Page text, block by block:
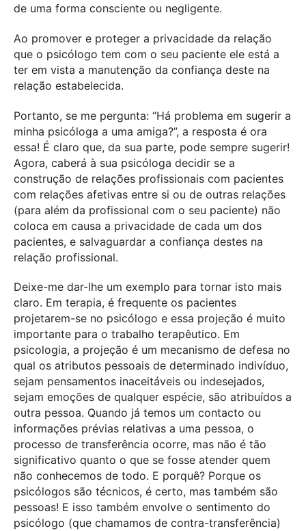
de uma forma consciente ou negligente.
Ao promover e proteger a privacidade da relação
que o psicólogo tem com o seu paciente ele está a
ter em vista a manutenção da confiança deste na
relação estabelecida.
Portanto, se me pergunta: “Há problema em sugerir a
minha psicóloga a uma amiga?”, a resposta é ora
essa! É claro que, da sua parte, pode sempre sugerir!
Agora, caberá à sua psicóloga decidir se a
construção de relações profissionais com pacientes
com relações afetivas entre si ou de outras relações
(para além da profissional com o seu paciente) não
coloca em causa a privacidade de cada um dos
pacientes, e salvaguardar a confiança destes na
relação profissional.
Deixe-me dar-lhe um exemplo para tornar isto mais
claro. Em terapia, é frequente os pacientes
projetarem-se no psicólogo e essa projeção é muito
importante para o trabalho terapêutico. Em
psicologia, a projeção é um mecanismo de defesa no
qual os atributos pessoais de determinado indivíduo,
sejam pensamentos inaceitáveis ou indesejados,
sejam emoções de qualquer espécie, são atribuídos a
outra pessoa. Quando já temos um contacto ou
informações prévias relativas a uma pessoa, o
processo de transferência ocorre, mas não é tão
significativo quanto o que se fosse atender quem
não conhecemos de todo. E porquê? Porque os
psicólogos são técnicos, é certo, mas também são
pessoas! E isso também envolve o sentimento do
psicólogo (que chamamos de contra-transferência)